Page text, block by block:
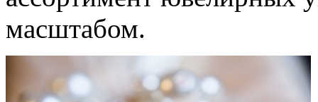
масштабом.